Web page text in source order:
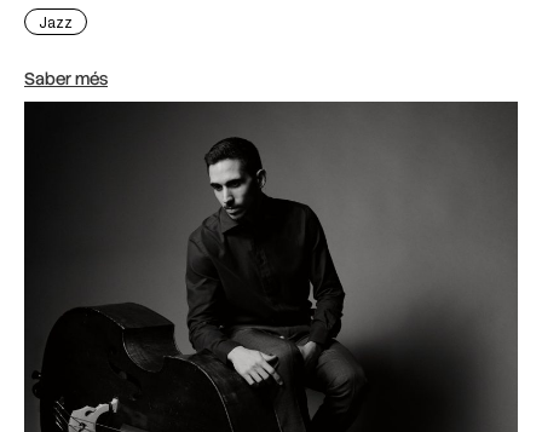
Jazz
Saber més